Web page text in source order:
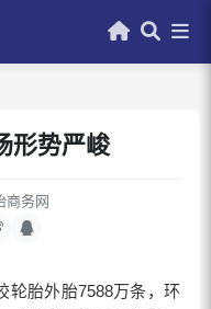
形势严峻
商务网
胎外胎7588万条，环